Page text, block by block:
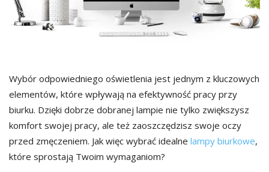
Wybór odpowiedniego oświetlenia jest jednym z kluczowych
elementów, które wpływają na efektywność pracy przy
biurku. Dzięki dobrze dobranej lampie nie tylko zwiększysz
komfort swojej pracy, ale też zaoszczędzisz swoje oczy
przed zmęczeniem. Jak więc wybrać idealne lampy biurkowe,
które sprostają Twoim wymaganiom?